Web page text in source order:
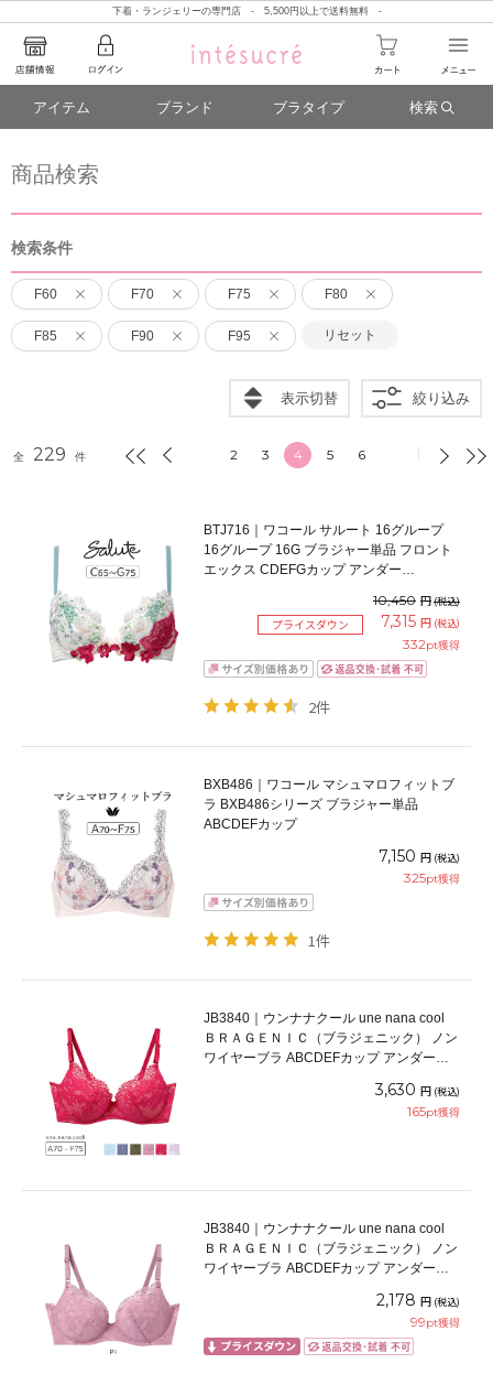
下着・ランジェリーの専門店 - 5,500円以上で送料無料 -
アイテム ブランド ブラタイプ 検索
商品検索
検索条件
F60 F70 F75 F80
F85 F90 F95 リセット
表示切替 絞り込み
全 229 件 2 3 4 5 6
BTJ716｜ワコール サルート 16グループ
16グループ 16G ブラジャー単品 フロント
エックス CDEFGカップ アンダー
10,450 円(税込)
プライスダウン 7,315 円 (税込)
332pt獲得
2件
BXB486｜ワコール マシュマロフィットブ
ラ BXB486シリーズ ブラジャー単品
ABCDEFカップ
7,150 円 (税込)
325pt獲得
1件
JB3840｜ウンナナクール une nana cool
ＢＲＡＧＥＮＩＣ（ブラジェニック） ノン
ワイヤーブラ ABCDEFカップ アンダー
3,630 円 (税込)
165pt獲得
JB3840｜ウンナナクール une nana cool
ＢＲＡＧＥＮＩＣ（ブラジェニック） ノン
ワイヤーブラ ABCDEFカップ アンダー
2,178 円 (税込)
99pt獲得